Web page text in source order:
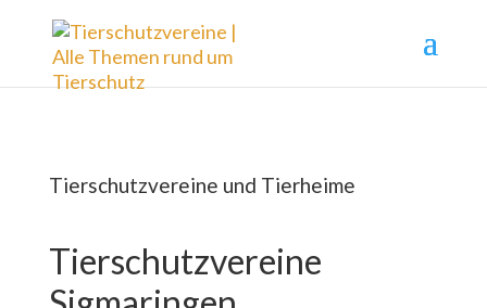
Tierschutzvereine und Tierheime
Tierschutzvereine